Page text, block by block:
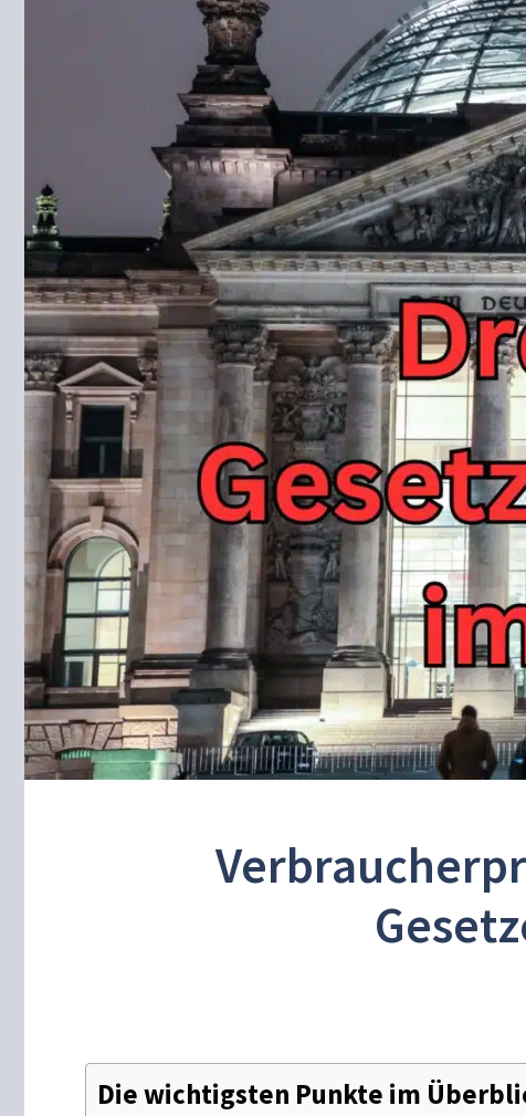
Die wichtigsten Punkte im